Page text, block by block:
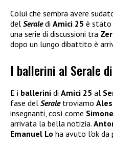
Colui che sembra avere
del Seraledi Amici 25 è stato
una serie di discussioni tra
dopo un lungo dibattito è
I ballerini al Serale
E i ballerini di Amici 25 al
fase del Seraletroviamo
insegnanti, così come Simone
arrivata la bella notizia.
Emanuel Lo ha avuto l’ok